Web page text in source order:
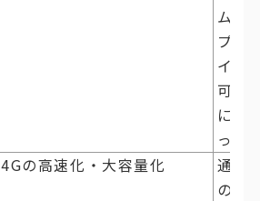
ムの
プレ
イが
可能
にな
った
4Gの高速化・大容量化
通信
の超